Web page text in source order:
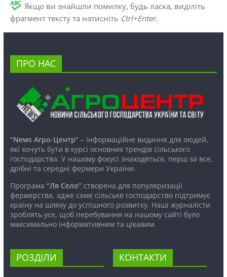
Якщо ви знайшли помилку, будь ласка, виділіть
фрагмент тексту та натисніть Ctrl+Enter.
ПРО НАС
“News Агро-Центр”– інформаційне видання для людей,
які хочуть бути в курсі основних трендів сільського
господарства. У нашому фокусі знаходяться, перш за все,
дрібні та середні фермери України.
Програма “Ля Село”створена для популяризації
фермерства, адже саме сільське господарство підтримує
країну на шляху до успішного розвитку. Наші журналісти
зроблять усе, щоб перебування на нашому сайті було
максимально інформативним та цікавим.
РОЗДІЛИ КОНТАКТИ